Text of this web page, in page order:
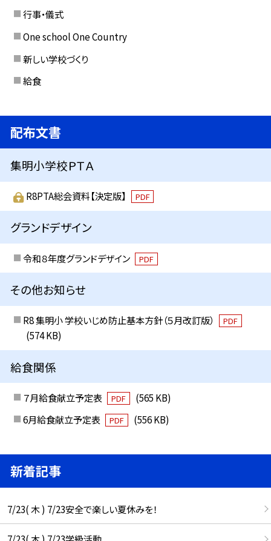
行事・儀式
One school One Country
新しい学校づくり
給食
配布文書
集明小学校ＰＴＡ
R8PTA総会資料【決定版】 PDF
グランドデザイン
令和８年度グランドデザイン PDF
その他お知らせ
R8 集明小 学校いじめ防止基本方針（５月改訂版） PDF
(574 KB)
給食関係
７月給食献立予定表 PDF
(565 KB)
6月給食献立予定表
PDF (556 KB)
新着記事
7/23( 木 ) 7/23安全で楽しい夏休みを！